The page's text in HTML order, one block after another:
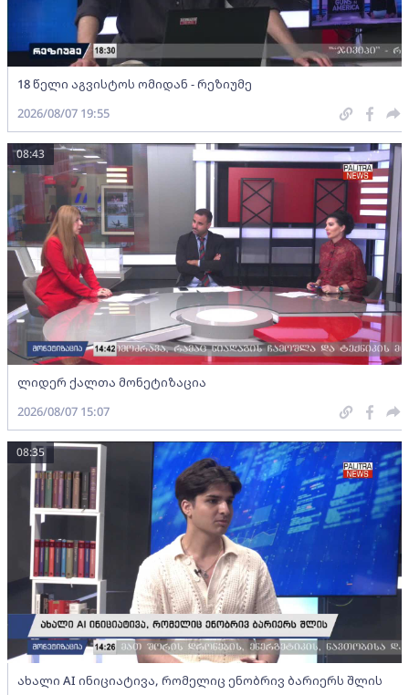
18 წელი აგვისტოს ომიდან - რეზიუმე
2026/08/07 19:55
ლიდერ ქალთა მონეტიზაცია
08:43
2026/08/07 15:07
ახალი AI ინიციატივა, რომელიც ენობრივ ბარიერს შლის
08:35